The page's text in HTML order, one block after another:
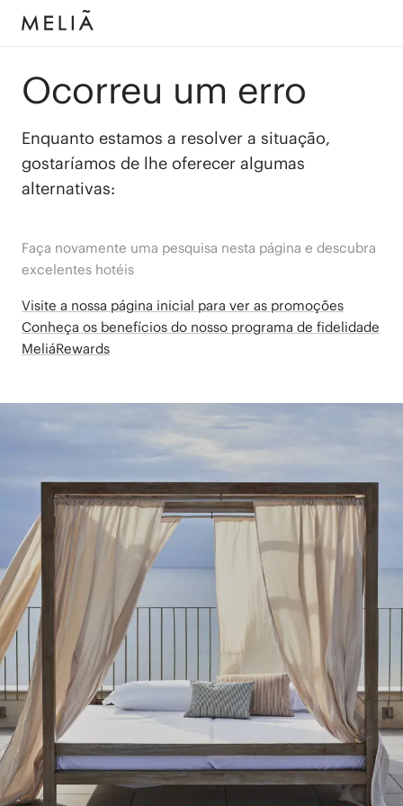
Ocorreu um erro
Enquanto estamos a resolver a situação,
gostaríamos de lhe oferecer algumas
alternativas:
Faça novamente uma pesquisa nesta página e descubra
excelentes hotéis
Visite a nossa página inicial para ver as promoções
Conheça os benefícios do nosso programa de fidelidade
MeliáRewards